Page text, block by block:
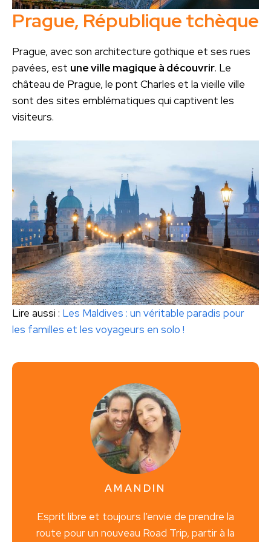
Prague, République tchèque
Prague, avec son architecture gothique et ses rues
pavées, est une ville magique à découvrir. Le
château de Prague, le pont Charles et la vieille ville
sont des sites emblématiques qui captivent les
visiteurs.
Lire aussi : Les Maldives : un véritable paradis pour
les familles et les voyageurs en solo !
AMANDIN
Esprit libre et toujours l’envie de prendre la
route pour un nouveau Road Trip, partir à la